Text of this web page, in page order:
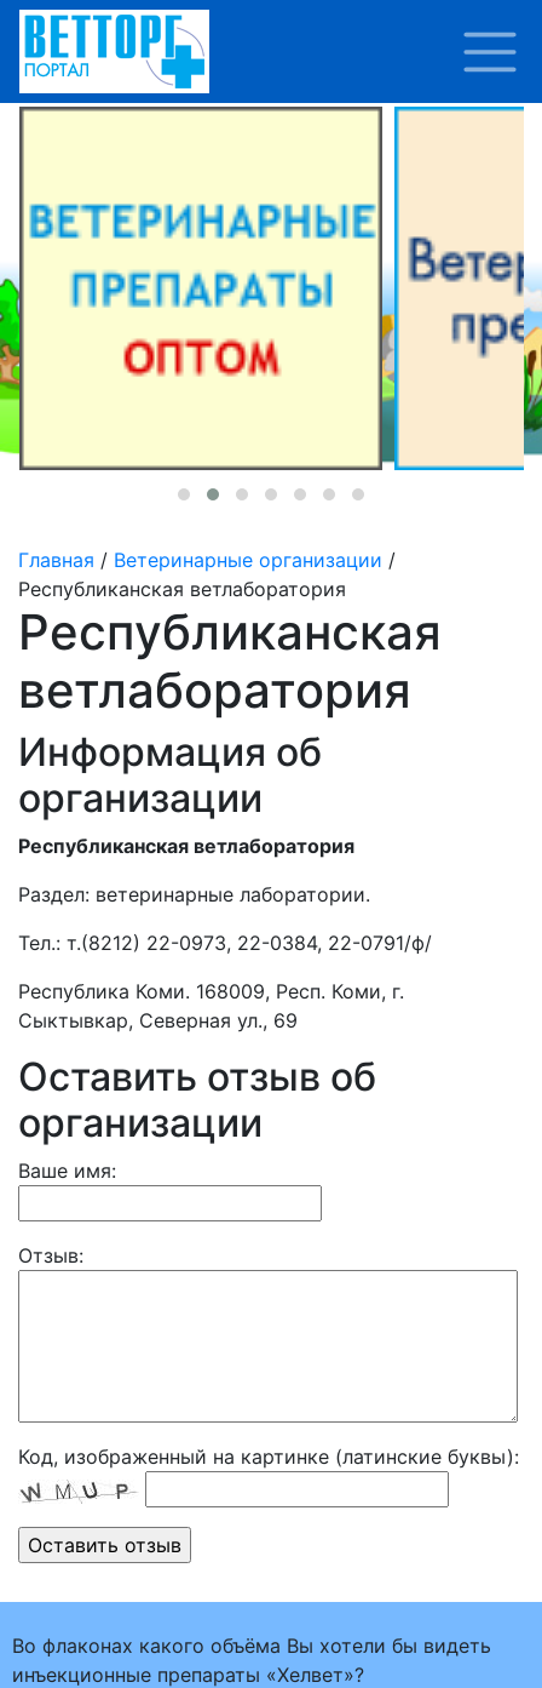
Главная / Ветеринарные организации /
Республиканская ветлаборатория
Республиканская
ветлаборатория
Информация об
организации
Республиканская ветлаборатория
Раздел: ветеринарные лаборатории.
Тел.: т.(8212) 22-0973, 22-0384, 22-0791/ф/
Республика Коми. 168009, Респ. Коми, г.
Сыктывкар, Северная ул., 69
Оставить отзыв об
организации
Ваше имя:
Отзыв:
Код, изображенный на картинке (латинские буквы):
Во флаконах какого объёма Вы хотели бы видеть
инъекционные препараты «Хелвет»?